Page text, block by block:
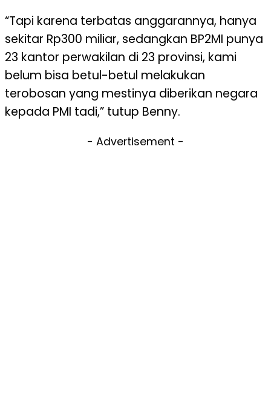
“Tapi karena terbatas anggarannya, hanya
sekitar Rp300 miliar, sedangkan BP2MI punya
23 kantor perwakilan di 23 provinsi, kami
belum bisa betul-betul melakukan
terobosan yang mestinya diberikan negara
kepada PMI tadi,” tutup Benny.
- Advertisement -